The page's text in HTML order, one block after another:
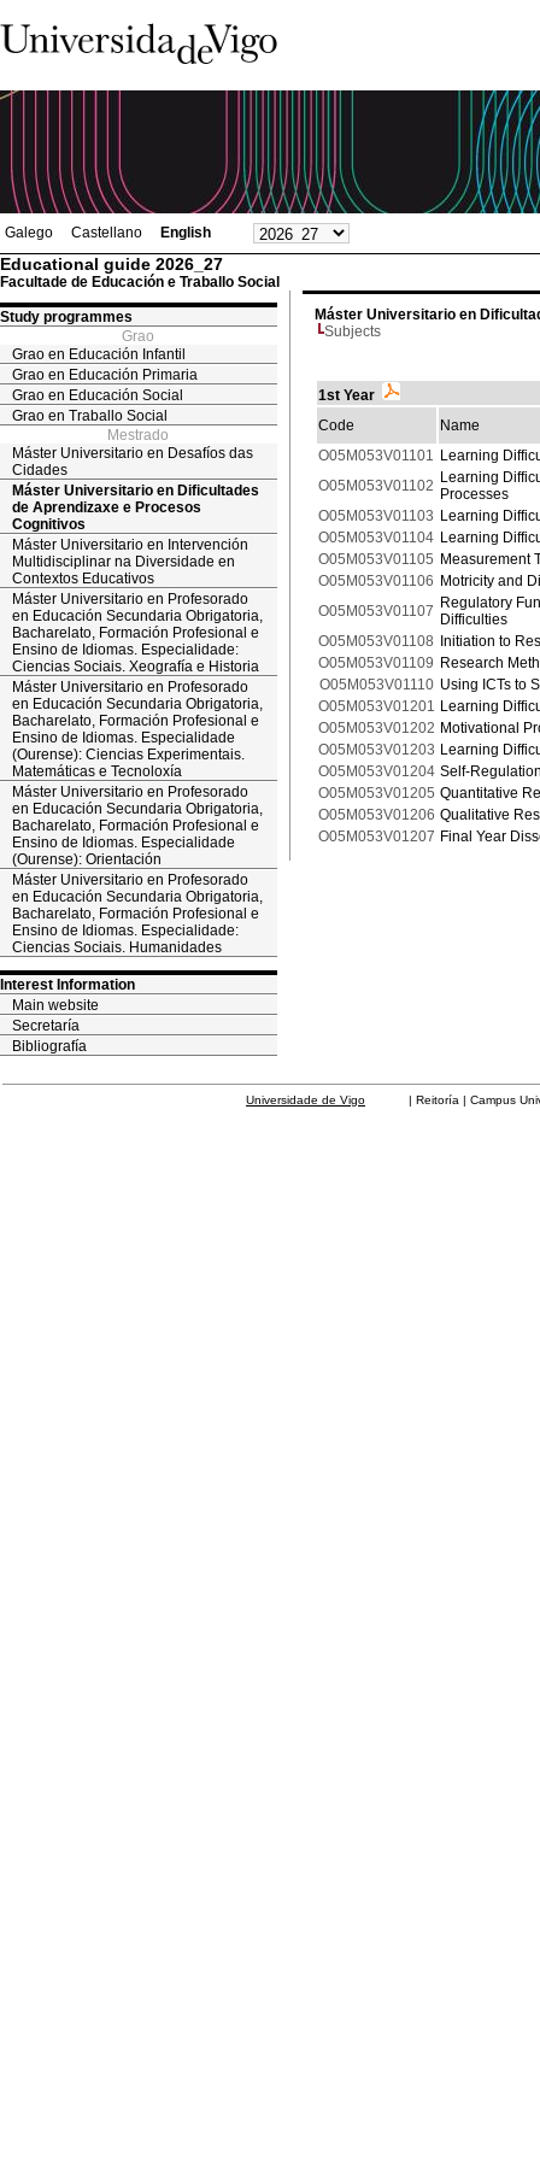
Galego Castellano English
Educational guide 2026_27
Facultade de Educación e Traballo Social
Study programmes
Grao
Grao en Educación Infantil
Grao en Educación Primaria
Grao en Educación Social
Grao en Traballo Social
Mestrado
Máster Universitario en Desafíos das
Cidades
Máster Universitario en Dificultades
de Aprendizaxe e Procesos
Cognitivos
Máster Universitario en Intervención
Multidisciplinar na Diversidade en
Contextos Educativos
Máster Universitario en Profesorado
en Educación Secundaria Obrigatoria,
Bacharelato, Formación Profesional e
Ensino de Idiomas. Especialidade:
Ciencias Sociais. Xeografía e Historia
Máster Universitario en Profesorado
en Educación Secundaria Obrigatoria,
Bacharelato, Formación Profesional e
Ensino de Idiomas. Especialidade
(Ourense): Ciencias Experimentais.
Matemáticas e Tecnoloxía
Máster Universitario en Profesorado
en Educación Secundaria Obrigatoria,
Bacharelato, Formación Profesional e
Ensino de Idiomas. Especialidade
(Ourense): Orientación
Máster Universitario en Profesorado
en Educación Secundaria Obrigatoria,
Bacharelato, Formación Profesional e
Ensino de Idiomas. Especialidade:
Ciencias Sociais. Humanidades
Interest Information
Main website
Secretaría
Bibliografía
Máster Universitario en
Subjects
1st Year
Code
Name
O05M053V01101 Learning
O05M053V01102 Learning
Processes
O05M053V01103 Learning
O05M053V01104 Learning
O05M053V01105 Measurement
O05M053V01106 Motricity and
O05M053V01107 Regulatory
Difficulties
O05M053V01108
Initiation to
O05M053V01109 Research
O05M053V01110 Using ICTs to
O05M053V01201 Learning
O05M053V01202 Motivational
O05M053V01203 Learning
O05M053V01204 Self-
O05M053V01205 Quantitative
O05M053V01206 Qualitative
O05M053V01207 Final Year
Universidade de Vigo | Reitoría | Campus